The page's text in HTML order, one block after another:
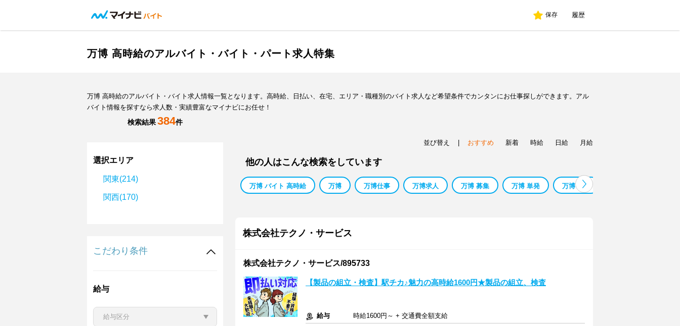
保存 履歴
万博 高時給のアルバイト・バイト・パート求人特集
万博 高時給のアルバイト・バイト求人情報一覧となります。高時給、日払い、在宅、エリア・職種別のバイト求人など希望条件でカンタンにお仕事探しができます。アル
バイト情報を探すなら求人数・実績豊富なマイナビにお任せ！
検索結果384件
選択エリア
関東(214)
関西(170)
こだわり条件
給与
並び替え おすすめ 新着 時給 日給 月給
他の人はこんな検索をしています
万博 バイト 高時給 万博 万博仕事 万博求人 万博 募集 万博 単発 万博 夜勤
株式会社テクノ・サービス
株式会社テクノ・サービス/895733
【製品の組立・検査】駅チカ♪魅力の高時給1600円★製品の組立、検査
給与
時給1600円～ + 交通費全額支給